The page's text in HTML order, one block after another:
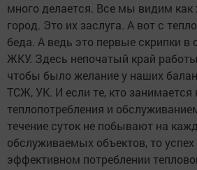
много делается. Все мы видим
город. Это их заслуга. А вот с
беда. А ведь это первые скрипки в
ЖКУ. Здесь непочатый край
чтобы было желание у наших
ТСЖ, УК. И если те, кто
теплопотребления и
течение суток не побывают на
обслуживаемых объектов, то
эффективном потреблении